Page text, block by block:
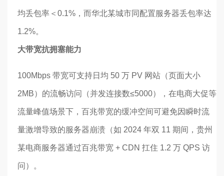
均丢包率＜0.1%，而华北某城市同配置服务器丢包率达
1.2%。
大带宽抗拥塞能力
100Mbps 带宽可支持日均 50 万 PV 网站（页面大小
2MB）的流畅访问（并发连接数≤5000），在电商大促等
流量峰值场景下，百兆带宽的缓冲空间可避免因瞬时流
量激增导致的服务器崩溃（如 2024 年双 11 期间，贵州
某电商服务器通过百兆带宽 + CDN 扛住 1.2 万 QPS 访
问）。